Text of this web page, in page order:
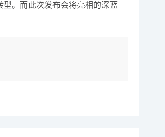
。而此次发布会将亮相的深蓝